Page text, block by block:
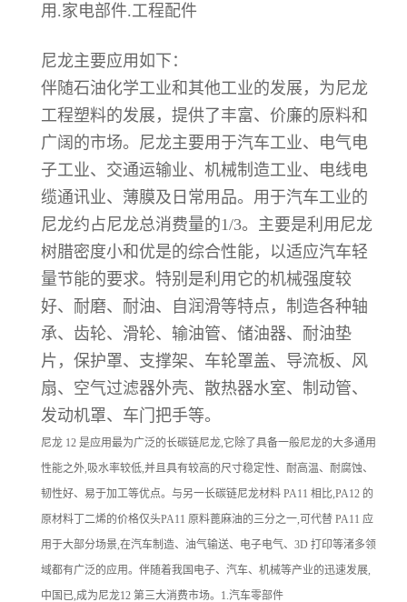
用.家电部件.工程配件
尼龙主要应用如下：
伴随石油化学工业和其他工业的发展，为尼龙
工程塑料的发展，提供了丰富、价廉的原料和
广阔的市场。尼龙主要用于汽车工业、电气电
子工业、交通运输业、机械制造工业、电线电
缆通讯业、薄膜及日常用品。用于汽车工业的
尼龙约占尼龙总消费量的1/3。主要是利用尼龙
树腊密度小和优是的综合性能，以适应汽车轻
量节能的要求。特别是利用它的机械强度较
好、耐磨、耐油、自润滑等特点，制造各种轴
承、齿轮、滑轮、输油管、储油器、耐油垫
片，保护罩、支撑架、车轮罩盖、导流板、风
扇、空气过滤器外壳、散热器水室、制动管、
发动机罩、车门把手等。
尼龙 12 是应用最为广泛的长碳链尼龙,它除了具备一般尼龙的大多通用
性能之外,吸水率较低,并且具有较高的尺寸稳定性、耐高温、耐腐蚀、
韧性好、易于加工等优点。与另一长碳链尼龙材料 PA11 相比,PA12 的
原材料丁二烯的价格仅头PA11 原料蓖麻油的三分之一,可代替 PA11 应
用于大部分场景,在汽车制造、油气输送、电子电气、3D 打印等渚多领
域都有广泛的应用。伴随着我国电子、汽车、机械等产业的迅速发展,
中国已,成为尼龙12 第三大消费市场。1.汽车零部件